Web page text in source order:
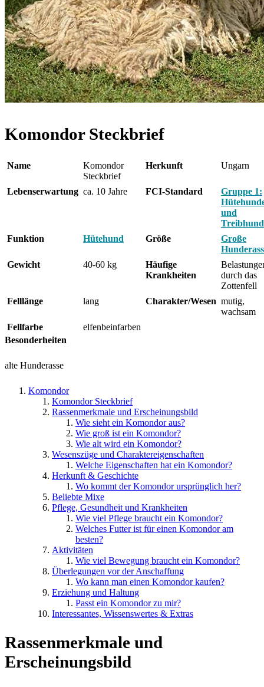
Komondor Steckbrief
Name
Komondor
Steckbrief
Herkunft Ungarn
Lebenserwartung ca. 10 Jahre FCI-Standard
Gruppe 1:
und
Funktion
Hütehund Größe
Große
Gewicht
40-60 kg
Häufige
Krankheiten
durch das
Zottenfell
Felllänge
lang Charakter/Wesen mutig,
wachsam
Fellfarbe
elfenbeinfarben
Besonderheiten
alte Hunderasse
Komondor
Komondor Steckbrief
Rassenmerkmale und Erscheinungsbild
Wie sieht ein Komondor aus?
Wie groß ist ein Komondor?
Wie alt wird ein Komondor?
Wesenszüge und Charaktereigenschaften
Welche Eigenschaften hat ein Komondor?
Herkunft & Geschichte
Wo kommt der Komondor ursprünglich her?
Beliebte Mixe
Pflege, Gesundheit und Krankheiten
Wie viel Pflege braucht ein Komondor?
Welches Futter ist für einen Komondor am
besten?
Aktivitäten
Wie viel Bewegung braucht ein Komondor?
Überlegungen vor der Anschaffung
Wo kann man einen Komondor kaufen?
Erziehung und Haltung
Passt ein Komondor zu mir?
Interessantes, Wissenswertes & Extras
Rassenmerkmale und
Erscheinungsbild